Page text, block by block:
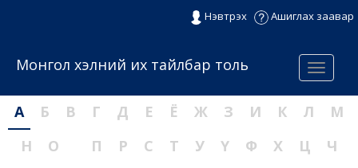
Нэвтрэх Ашиглах заавар
Menu
Монгол хэлний их тайлбар толь
А Б В Г Д Е Ё Ж З И К Л
М
Н
О П Р С Т У Ү Ф Х Ц
Ч